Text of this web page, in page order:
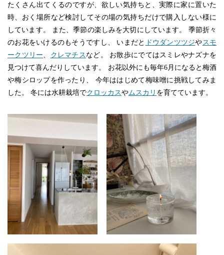
たくさん出てくるのですが、欲しい気持ちと、実際に家に置いた
時、おく場所など検討してその場の気持ちだけで購入しない様に
しています。 また、季節の楽しみを大切にしています。 季節折々
のお花をいけるのもそうですし、 いまだと
ドウダンツツジや スモ
ークツリー
クレマチス など。 お散歩にでてはスミレやナズナを
見つけて喜んだりしています。 お花以外にも毎年6月になると梅酒
や梅シロップを作ったり、 今年ははじめて梅味噌に挑戦してみま
した。 冬には水耕栽培でクロッカスやムスカリ を育てています。